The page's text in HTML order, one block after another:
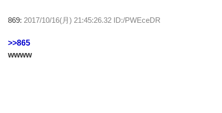
869: 2017/10/16(月) 21:45:26.32 ID:/PWEceDR
>>865
wwww